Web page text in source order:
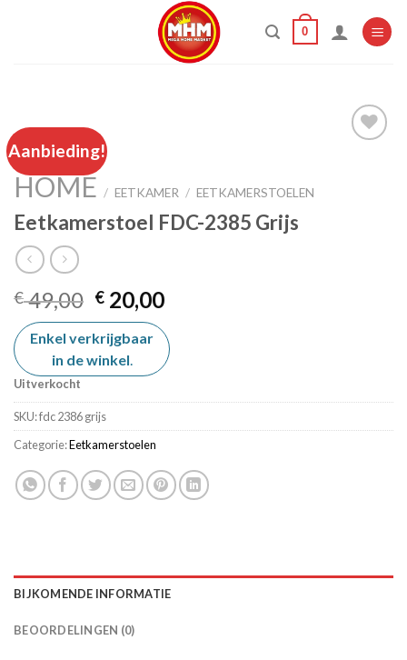
0
Aanbieding!
HOME / EETKAMER / EETKAMERSTOELEN
Eetkamerstoel FDC-2385 Grijs
€49,00 Oorspronkelijke
prijs
was:
€ 49,00.
€ 20,00Huidige
is:
€ 20,00.
Enkel verkrijgbaar
in de winkel
Uitverkocht
SKU:fdc 2386 grijs
Categorie:Eetkamerstoelen
BIJKOMENDE INFORMATIE
BEOORDELINGEN (0)